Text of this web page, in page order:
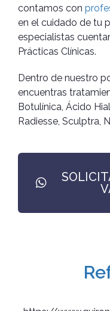
contamos con
en el cuidado de tu
especialistas
Prácticas Clínicas.
Dentro de nuestro
encuentras
Botulínica, Ácido
Radiesse, Sculptra,